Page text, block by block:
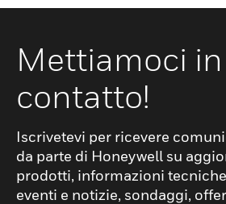
Mettiamoci in
contatto!
Iscrivetevi per ricevere
da parte di Honeywell su
prodotti, informazioni
eventi e notizie, sondaggi,